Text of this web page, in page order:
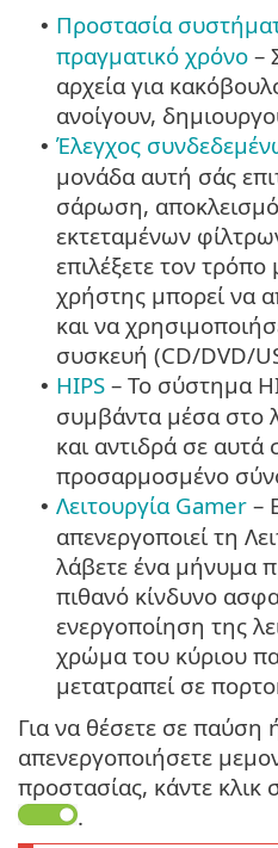
• Προστασία
πραγματικό χρόνο –
αρχεία για
ανοίγουν,
• Έλεγχος
μονάδα αυτή σάς
σάρωση,
εκτεταμένων
επιλέξετε τον
χρήστης μπορεί να
και να
συσκευή (CD/DVD/
• HIPS – Το σύστημα
συμβάντα μέσα στο
και αντιδρά σε
προσαρμοσμένο
• Λειτουργία Gamer –
απενεργοποιεί τη
λάβετε ένα μήνυμα
πιθανό κίνδυνο
ενεργοποίηση της
χρώμα του κύριου
μετατραπεί σε
Για να θέσετε σε παύση
απενεργοποιήσετε
προστασίας, κάντε κλικ
.